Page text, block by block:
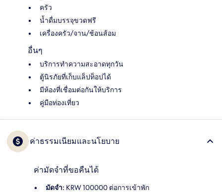
ครัว
น้ำดื่มบรรจุขวดฟรี
เครื่องครัว/จาน/ช้อนส้อม
อื่นๆ
บริการทำความสะอาดทุกวัน
ตู้นิรภัยที่เก็บแล็ปท็อปได้
มีห้องที่เชื่อมต่อกันให้บริการ
คู่มือท่องเที่ยว
ค่าธรรมเนียมและนโยบาย
ค่ามัดจำที่ขอคืนได้
มัดจำ: KRW 100000 ต่อการเข้าพัก